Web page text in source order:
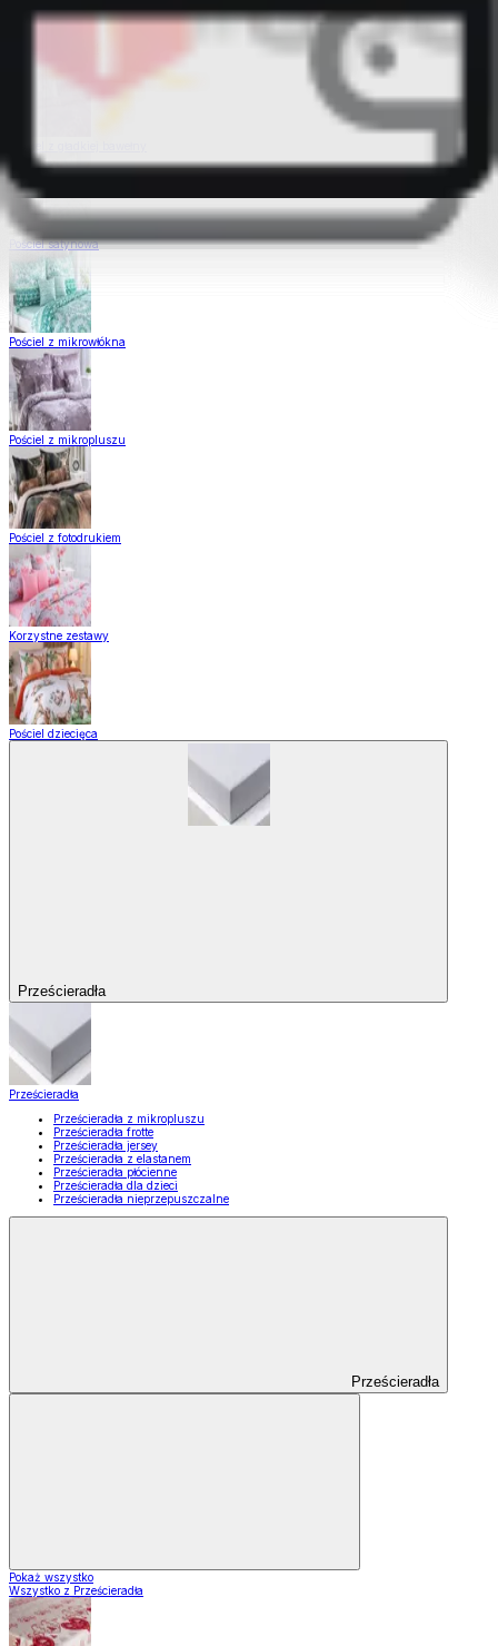
Pościel satynowa
Pościel z mikrowłókna
Pościel z mikropluszu
Pościel z fotodrukiem
Korzystne zestawy
Pościel dziecięca
Prześcieradła
Prześcieradła
Prześcieradła z mikropluszu
Prześcieradła frotte
Prześcieradła jersey
Prześcieradła z elastanem
Prześcieradła płócienne
Prześcieradła dla dzieci
Prześcieradła nieprzepuszczalne
Prześcieradła
Pokaż wszystko
Wszystko z Prześcieradła